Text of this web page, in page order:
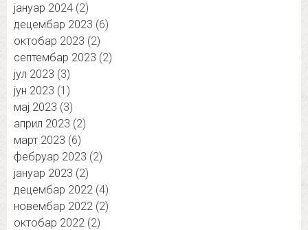
јануар 2024 (2)
децембар 2023 (6)
октобар 2023 (2)
септембар 2023 (2)
јул 2023 (3)
јун 2023 (1)
мај 2023 (3)
април 2023 (2)
март 2023 (6)
фебруар 2023 (2)
јануар 2023 (2)
децембар 2022 (4)
новембар 2022 (2)
октобар 2022 (2)